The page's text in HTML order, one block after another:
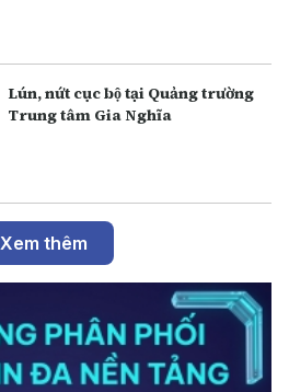
Lún, nứt cục bộ tại Quảng trường
Trung tâm Gia Nghĩa
Xem thêm